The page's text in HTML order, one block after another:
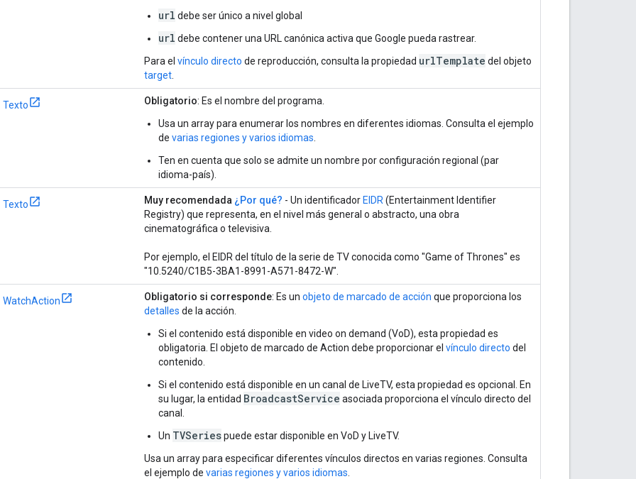
url debe ser único a nivel global
url debe contener una URL canónica activa que Google pueda rastrear.
Para el vínculo directo de reproducción, consulta la propiedad urlTemplate del objeto
target
Texto Obligatorio: Es el nombre del programa.
Usa un array para enumerar los nombres en diferentes idiomas. Consulta el ejemplo
de varias regiones y varios idiomas
Ten en cuenta que solo se admite un nombre por configuración regional (par
idioma-país).
Texto Muy recomendada ¿Por qué? - Un identificador EIDR (Entertainment Identifier
Registry) que representa, en el nivel más general o abstracto, una obra
cinematográfica o televisiva.
Por ejemplo, el EIDR del título de la serie de TV conocida como "Game of Thrones" es
"10.5240/C1B5-3BA1-8991-A571-8472-W".
WatchAction Obligatorio si corresponde: Es un objeto de marcado de acción que proporciona los
detalles de la acción.
Si el contenido está disponible en video on demand (VoD), esta propiedad es
obligatoria. El objeto de marcado de Action debe proporcionar el vínculo directo del
contenido.
Si el contenido está disponible en un canal de LiveTV, esta propiedad es opcional. En
su lugar, la entidad BroadcastService asociada proporciona el vínculo directo del
canal.
Un TVSeriespuede estar disponible en VoD y LiveTV.
Usa un array para especificar diferentes vínculos directos en varias regiones. Consulta
el ejemplo de varias regiones y varios idiomas